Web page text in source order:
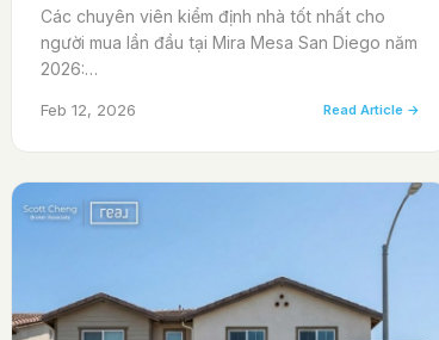
Các chuyên viên kiểm định nhà tốt nhất cho
người mua lần đầu tại Mira Mesa San Diego năm
2026:…
Feb 12, 2026 Read Article →